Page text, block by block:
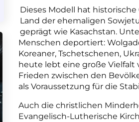
Dieses Modell hat
Land der ehemaligen
geprägt wie Kasachstan.
Menschen deportiert:
Koreaner, Tschetschenen,
heute lebt eine große Vielfalt
Frieden zwischen den
als Voraussetzung für die
Auch die christlichen
Evangelisch-Lutherische